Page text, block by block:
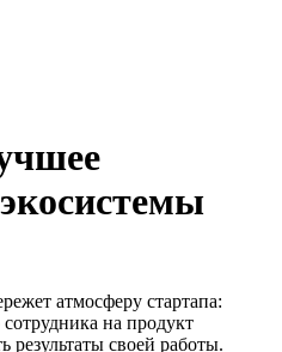
атмосферу стартапа:
на продукт
результаты своей работы.